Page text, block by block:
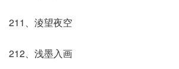
211、淩望夜空
212、浅墨入画